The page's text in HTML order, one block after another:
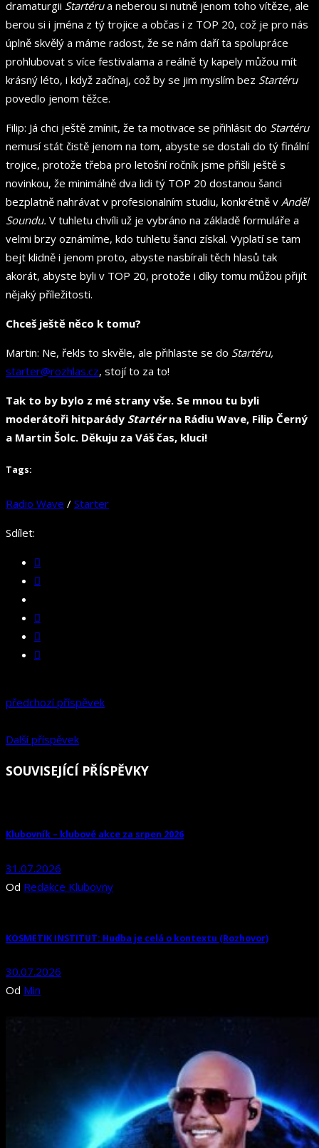
dramaturgii Startérua neberou si nutně jenom toho vítěze, ale
berou si i jména z tý trojice a občas i z TOP 20, což je pro nás
úplně skvělý a máme radost, že se nám daří ta spolupráce
prohlubovat s více festivalama a reálně ty kapely můžou mít
krásný léto, i když začínaj, což by se jim myslím bez Startéru
povedlo jenom těžce.
Filip: Já chci ještě zmínit, že ta motivace se přihlásit do Startéru
nemusí stát čistě jenom na tom, abyste se dostali do tý finální
trojice, protože třeba pro letošní ročník jsme přišli ještě s
novinkou, že minimálně dva lidi tý TOP 20 dostanou šanci
bezplatně nahrávat v profesionalním studiu, konkrétně v Anděl
Soundu. V tuhletu chvíli už je vybráno na základě formuláře a
velmi brzy oznámíme, kdo tuhletu šanci získal. Vyplatí se tam
bejt klidně i jenom proto, abyste nasbírali těch hlasů tak
akorát, abyste byli v TOP 20, protože i díky tomu můžou přijít
nějaký příležitosti.
Chceš ještě něco k tomu?
Martin: Ne, řekls to skvěle, ale přihlaste se do Startéru,
starter@rozhlas.cz, stojí to za to!
Tak to by bylo z mé strany vše. Se mnou tu byli
moderátoři hitparády Startérna Rádiu Wave, Filip Černý
a Martin Šolc. Děkuju za Váš čas, kluci!
Tags:
Radio Wave / Starter
Sdílet:
předchozí příspěvek
Další příspěvek
SOUVISEJÍCÍ PŘÍSPĚVKY
Klubovník – klubové akce za srpen 2026
31.07.2026
Od Redakce Klubovny
KOSMETIK INSTITUT: Hudba je celá o kontextu (Rozhovor)
30.07.2026
Od Min